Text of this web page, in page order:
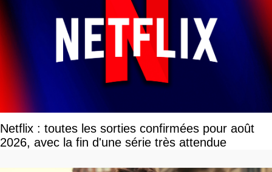
Netflix : toutes les sorties confirmées pour août
2026, avec la fin d'une série très attendue